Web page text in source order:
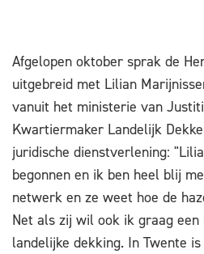
Afgelopen oktober sprak de
uitgebreid met Lilian
vanuit het ministerie van
Kwartiermaker Landelijk
juridische dienstverlening:
begonnen en ik ben heel blij
netwerk en ze weet hoe de
Net als zij wil ook ik graag
landelijke dekking. In Twente